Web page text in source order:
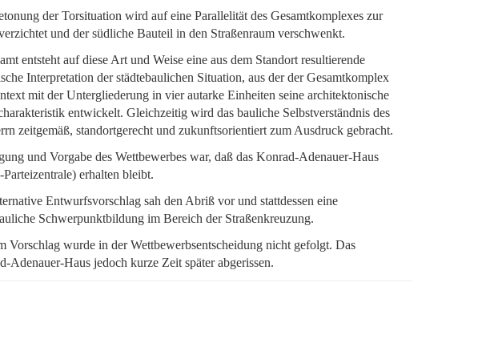
der Torsituation wird auf eine Parallelität des Gesamtkomplexes zur
und der südliche Bauteil in den Straßenraum verschwenkt.
entsteht auf diese Art und Weise eine aus dem Standort resultierende
Interpretation der städtebaulichen Situation, aus der der Gesamtkomplex
mit der Untergliederung in vier autarke Einheiten seine architektonische
entwickelt. Gleichzeitig wird das bauliche Selbstverständnis des
zeitgemäß, standortgerecht und zukunftsorientiert zum Ausdruck gebracht.
und Vorgabe des Wettbewerbes war, daß das Konrad-Adenauer-Haus
erhalten bleibt.
Entwurfsvorschlag sah den Abriß vor und stattdessen eine
Schwerpunktbildung im Bereich der Straßenkreuzung.
Vorschlag wurde in der Wettbewerbsentscheidung nicht gefolgt. Das
Adenauer-Haus jedoch kurze Zeit später abgerissen.